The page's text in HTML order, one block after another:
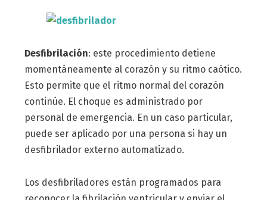
Desfibrilación: este procedimiento detiene
momentáneamente al corazón y su ritmo caótico.
Esto permite que el ritmo normal del corazón
continúe. El choque es administrado por
personal de emergencia. En un caso particular,
puede ser aplicado por una persona si hay un
desfibrilador externo automatizado.
Los desfibriladores están programados para